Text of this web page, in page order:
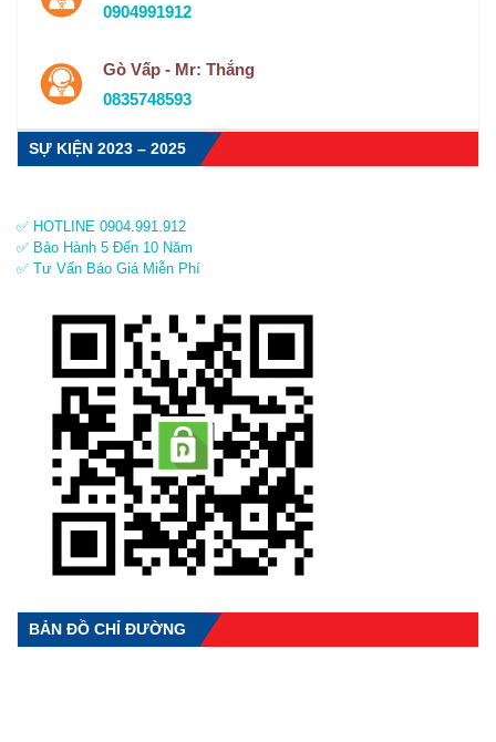
0904991912
Gò Vấp - Mr: Thắng
0835748593
SỰ KIỆN 2023 – 2025
✅ HOTLINE 0904.991.912
✅ Bảo Hành 5 Đến 10 Năm
✅ Tư Vấn Báo Giá Miễn Phí
BẢN ĐỒ CHỈ ĐƯỜNG